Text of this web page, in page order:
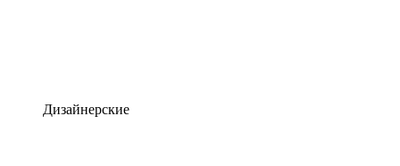
Дизайнерские